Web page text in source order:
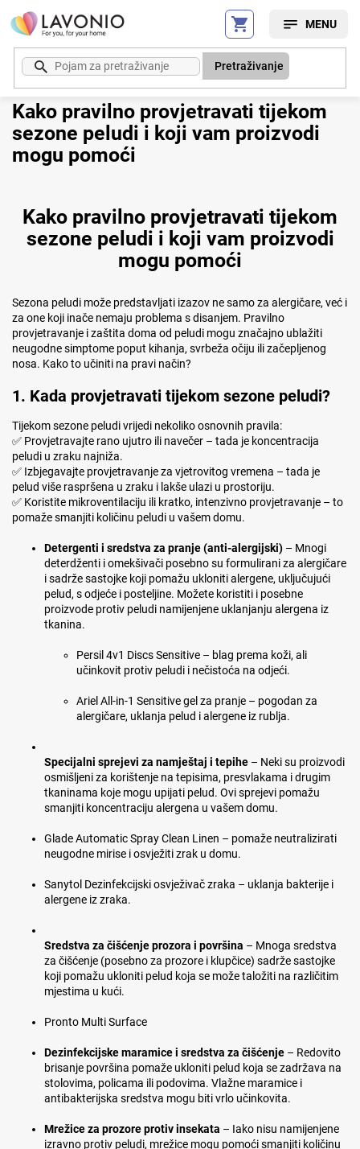
Preskoči
na
sadržaj
Pretraživanje
Kako pravilno provjetravati tijekom
sezone peludi i koji vam proizvodi
mogu pomoći
Kako pravilno provjetravati tijekom
sezone peludi i koji vam proizvodi
mogu pomoći
Sezona peludi može predstavljati izazov ne samo za alergičare, već i
za one koji inače nemaju problema s disanjem. Pravilno
provjetravanje i zaštita doma od peludi mogu značajno ublažiti
neugodne simptome poput kihanja, svrbeža očiju ili začepljenog
nosa. Kako to učiniti na pravi način?
1. Kada provjetravati tijekom sezone peludi?
Tijekom sezone peludi vrijedi nekoliko osnovnih pravila:
✅ Provjetravajte rano ujutro ili navečer – tada je koncentracija
peludi u zraku najniža.
✅ Izbjegavajte provjetravanje za vjetrovitog vremena – tada je
pelud više raspršena u zraku i lakše ulazi u prostoriju.
✅ Koristite mikroventilaciju ili kratko, intenzivno provjetravanje – to
pomaže smanjiti količinu peludi u vašem domu.
Detergenti i sredstva za pranje (anti-alergijski) – Mnogi
deterdženti i omekšivači posebno su formulirani za alergičare
i sadrže sastojke koji pomažu ukloniti alergene, uključujući
pelud, s odjeće i posteljine. Možete koristiti i posebne
proizvode protiv peludi namijenjene uklanjanju alergena iz
tkanina.
Persil 4v1 Discs Sensitive – blag prema koži, ali
učinkovit protiv peludi i nečistoća na odjeći.
Ariel All-in-1 Sensitive gel za pranje – pogodan za
alergičare, uklanja pelud i alergene iz rublja.
Specijalni sprejevi za namještaj i tepihe – Neki su proizvodi
osmišljeni za korištenje na tepisima, presvlakama i drugim
tkaninama koje mogu upijati pelud. Ovi sprejevi pomažu
smanjiti koncentraciju alergena u vašem domu.
Glade Automatic Spray Clean Linen – pomaže neutralizirati
neugodne mirise i osvježiti zrak u domu.
Sanytol Dezinfekcijski osvježivač zraka – uklanja bakterije i
alergene iz zraka.
Sredstva za čišćenje prozora i površina – Mnoga sredstva
za čišćenje (posebno za prozore i klupčice) sadrže sastojke
koji pomažu ukloniti pelud koja se može taložiti na različitim
mjestima u kući.
Pronto Multi Surface
Dezinfekcijske maramice i sredstva za čišćenje – Redovito
brisanje površina pomaže ukloniti pelud koja se zadržava na
stolovima, policama ili podovima. Vlažne maramice i
antibakterijska sredstva mogu biti vrlo učinkovita.
Mrežice za prozore protiv insekata – Iako nisu namijenjene
izravno protiv peludi, mrežice mogu pomoći smanjiti količinu